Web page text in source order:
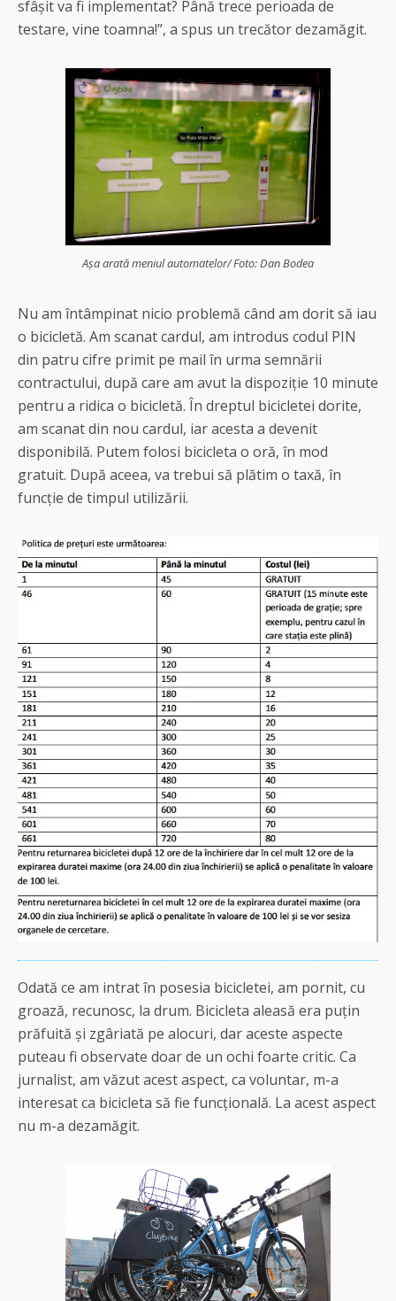
sfâșit va fi implementat? Până trece perioada de
testare, vine toamna!”, a spus un trecător dezamăgit.
Așa arată meniul automatelor/ Foto: Dan Bodea
Nu am întâmpinat nicio problemă când am dorit să iau
o bicicletă. Am scanat cardul, am introdus codul PIN
din patru cifre primit pe mail în urma semnării
contractului, după care am avut la dispoziție 10 minute
pentru a ridica o bicicletă. În dreptul bicicletei dorite,
am scanat din nou cardul, iar acesta a devenit
disponibilă. Putem folosi bicicleta o oră, în mod
gratuit. După aceea, va trebui să plătim o taxă, în
funcție de timpul utilizării.
Odată ce am intrat în posesia bicicletei, am pornit, cu
groază, recunosc, la drum. Bicicleta aleasă era puțin
prăfuită și zgâriată pe alocuri, dar aceste aspecte
puteau fi observate doar de un ochi foarte critic. Ca
jurnalist, am văzut acest aspect, ca voluntar, m-a
interesat ca bicicleta să fie funcțională. La acest aspect
nu m-a dezamăgit.